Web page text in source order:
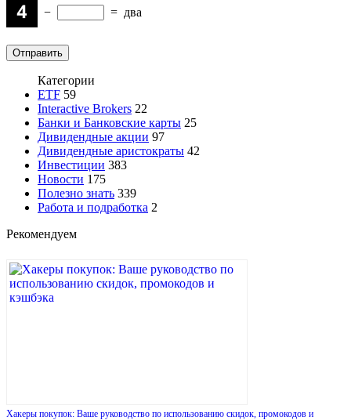
− = два
Категории
ETF 59
Interactive Brokers 22
Банки и Банковские карты 25
Дивидендные акции 97
Дивидендные аристократы 42
Инвестиции 383
Новости 175
Полезно знать 339
Работа и подработка 2
Рекомендуем
Хакеры покупок: Ваше руководство по использованию скидок, промокодов и